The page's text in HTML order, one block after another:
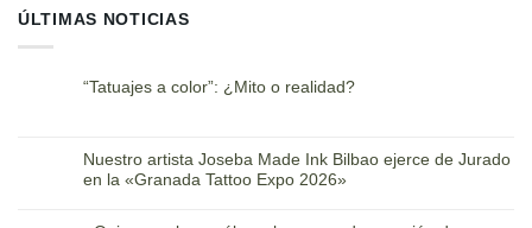
ÚLTIMAS NOTICIAS
“Tatuajes a color”: ¿Mito o realidad?
Nuestro artista Joseba Made Ink Bilbao ejerce de Jurado
en la «Granada Tattoo Expo 2026»